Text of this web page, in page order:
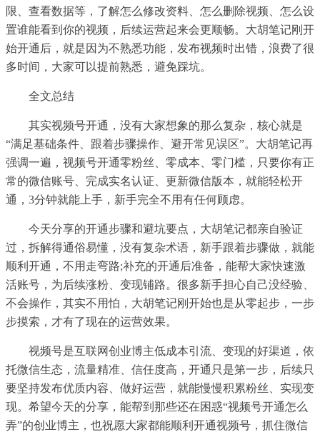
限、查看数据等，了解怎么修改资料、怎么删除视频、怎么设
置谁能看到你的视频，后续运营起来会更顺畅。大胡笔记刚开
始开通后，就是因为不熟悉功能，发布视频时出错，浪费了很
多时间，大家可以提前熟悉，避免踩坑。
全文总结
其实视频号开通，没有大家想象的那么复杂，核心就是
“满足基础条件、跟着步骤操作、避开常见误区”。大胡笔记再
强调一遍，视频号开通零粉丝、零成本、零门槛，只要你有正
常的微信账号、完成实名认证、更新微信版本，就能轻松开
通，3分钟就能上手，新手完全不用有任何顾虑。
今天分享的开通步骤和避坑要点，大胡笔记都亲自验证
过，拆解得通俗易懂，没有复杂术语，新手跟着步骤做，就能
顺利开通，不用走弯路;补充的开通后准备，能帮大家快速激
活账号，为后续涨粉、变现铺路。很多新手担心自己没经验、
不会操作，其实不用怕，大胡笔记刚开始也是从零起步，一步
步摸索，才有了现在的运营效果。
视频号是互联网创业博主低成本引流、变现的好渠道，依
托微信生态，流量精准、信任度高，开通只是第一步，后续只
要坚持发布优质内容、做好运营，就能慢慢积累粉丝、实现变
现。希望今天的分享，能帮到那些还在困惑“视频号开通怎么
弄”的创业博主，也祝愿大家都能顺利开通视频号，抓住微信